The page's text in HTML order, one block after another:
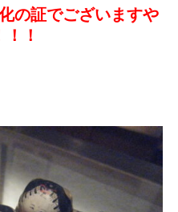
の証でございますや
！